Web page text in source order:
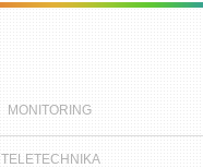
MONITORING
TELETECHNIKA